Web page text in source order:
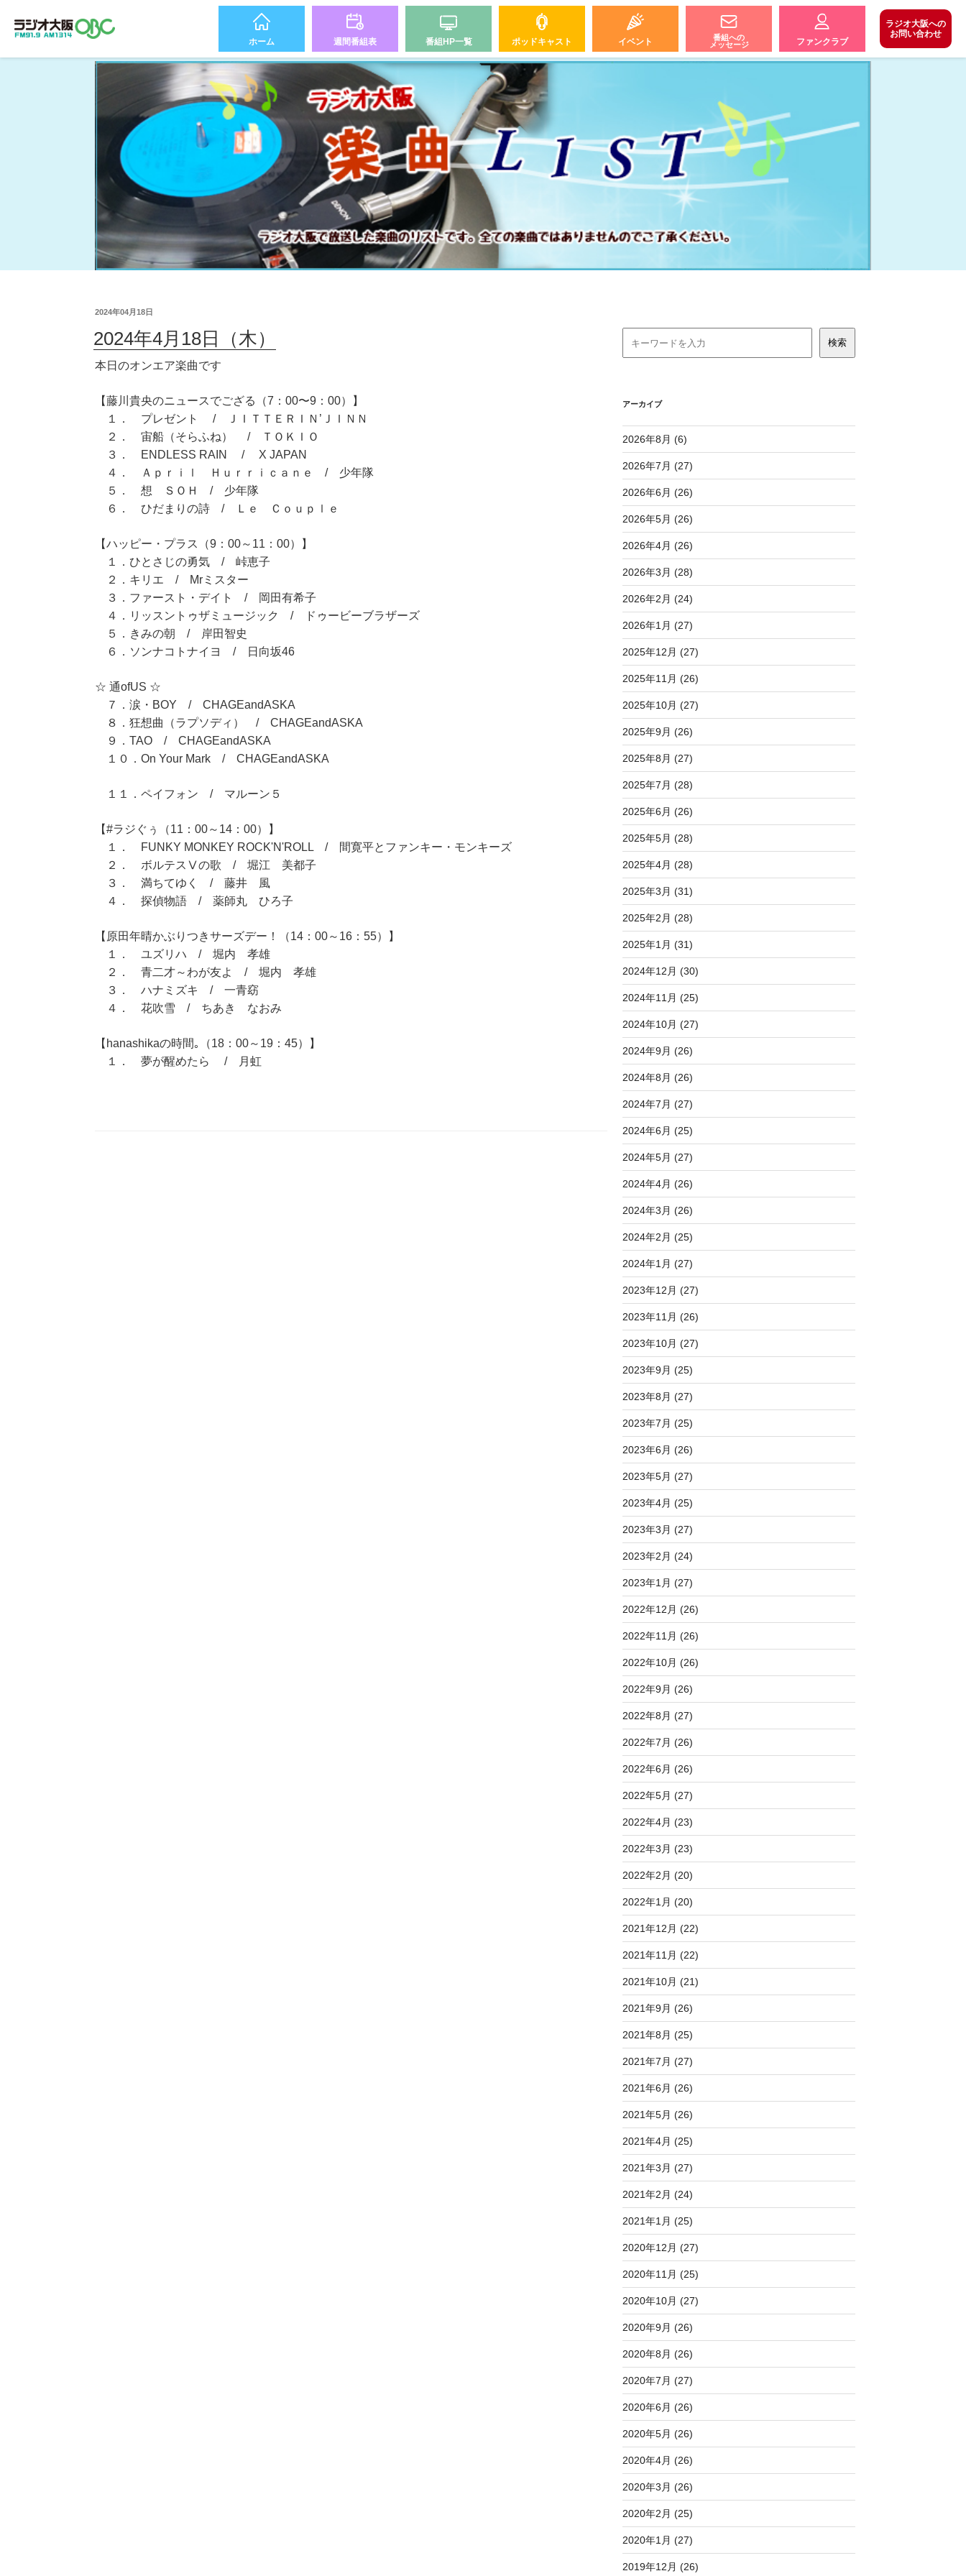
ホーム 週間番組表 番組HP一覧 ポッドキャスト イベント
番組への
メッセージ
ファンクラブ
ラジオ大阪への
お問い合わせ
2024年04月18日
2024年4月18日（木）
本日のオンエア楽曲です
【藤川貴央のニュースでござる（7：00〜9：00）】
１． プレゼント / ＪＩＴＴＥＲＩＮ’ＪＩＮＮ
２． 宙船（そらふね） / ＴＯＫＩＯ
３． ENDLESS RAIN / X JAPAN
４． Ａｐｒｉｌ Ｈｕｒｒｉｃａｎｅ / 少年隊
５． 想 ＳＯＨ / 少年隊
６． ひだまりの詩 / Ｌｅ Ｃｏｕｐｌｅ
【ハッピー・プラス（9：00～11：00）】
１．ひとさじの勇気 / 峠恵子
２．キリエ / Mrミスター
３．ファースト・デイト / 岡田有希子
４．リッスントゥザミュージック / ドゥービーブラザーズ
５．きみの朝 / 岸田智史
６．ソンナコトナイヨ / 日向坂46
☆ 通ofUS ☆
７．涙・BOY / CHAGEandASKA
８．狂想曲（ラプソディ） / CHAGEandASKA
９．TAO / CHAGEandASKA
１０．On Your Mark / CHAGEandASKA
１１．ペイフォン / マルーン５
【#ラジぐぅ（11：00～14：00）】
１． FUNKY MONKEY ROCK'N'ROLL / 間寛平とファンキー・モンキーズ
２． ボルテスⅤの歌 / 堀江 美都子
３． 満ちてゆく / 藤井 風
４． 探偵物語 / 薬師丸 ひろ子
【原田年晴かぶりつきサーズデー！（14：00～16：55）】
１． ユズリハ / 堀内 孝雄
２． 青二才～わが友よ / 堀内 孝雄
３． ハナミズキ / 一青窈
４． 花吹雪 / ちあき なおみ
【hanashikaの時間｡（18：00～19：45）】
１． 夢が醒めたら / 月虹
アーカイブ
2026年8月 (6)
2026年7月 (27)
2026年6月 (26)
2026年5月 (26)
2026年4月 (26)
2026年3月 (28)
2026年2月 (24)
2026年1月 (27)
2025年12月 (27)
2025年11月 (26)
2025年10月 (27)
2025年9月 (26)
2025年8月 (27)
2025年7月 (28)
2025年6月 (26)
2025年5月 (28)
2025年4月 (28)
2025年3月 (31)
2025年2月 (28)
2025年1月 (31)
2024年12月 (30)
2024年11月 (25)
2024年10月 (27)
2024年9月 (26)
2024年8月 (26)
2024年7月 (27)
2024年6月 (25)
2024年5月 (27)
2024年4月 (26)
2024年3月 (26)
2024年2月 (25)
2024年1月 (27)
2023年12月 (27)
2023年11月 (26)
2023年10月 (27)
2023年9月 (25)
2023年8月 (27)
2023年7月 (25)
2023年6月 (26)
2023年5月 (27)
2023年4月 (25)
2023年3月 (27)
2023年2月 (24)
2023年1月 (27)
2022年12月 (26)
2022年11月 (26)
2022年10月 (26)
2022年9月 (26)
2022年8月 (27)
2022年7月 (26)
2022年6月 (26)
2022年5月 (27)
2022年4月 (23)
2022年3月 (23)
2022年2月 (20)
2022年1月 (20)
2021年12月 (22)
2021年11月 (22)
2021年10月 (21)
2021年9月 (26)
2021年8月 (25)
2021年7月 (27)
2021年6月 (26)
2021年5月 (26)
2021年4月 (25)
2021年3月 (27)
2021年2月 (24)
2021年1月 (25)
2020年12月 (27)
2020年11月 (25)
2020年10月 (27)
2020年9月 (26)
2020年8月 (26)
2020年7月 (27)
2020年6月 (26)
2020年5月 (26)
2020年4月 (26)
2020年3月 (26)
2020年2月 (25)
2020年1月 (27)
2019年12月 (26)